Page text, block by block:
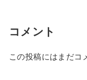
コメント
この投稿にはまだコ